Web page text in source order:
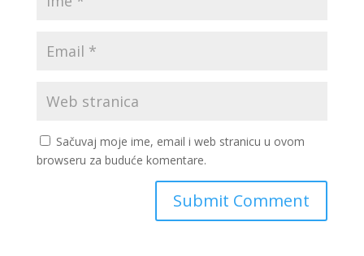
Sačuvaj moje ime, email i web stranicu u ovom
browseru za buduće komentare.